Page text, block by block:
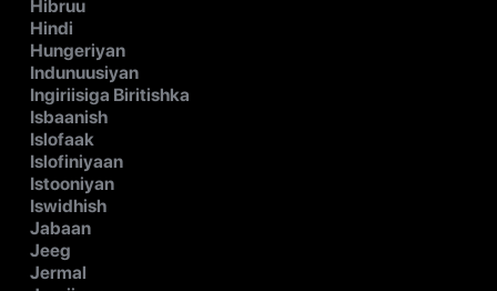
Hibruu
Hindi
Hungeriyan
Indunuusiyan
Ingiriisiga Biritishka
Isbaanish
Islofaak
Islofiniyaan
Istooniyan
Iswidhish
Jabaan
Jeeg
Jermal